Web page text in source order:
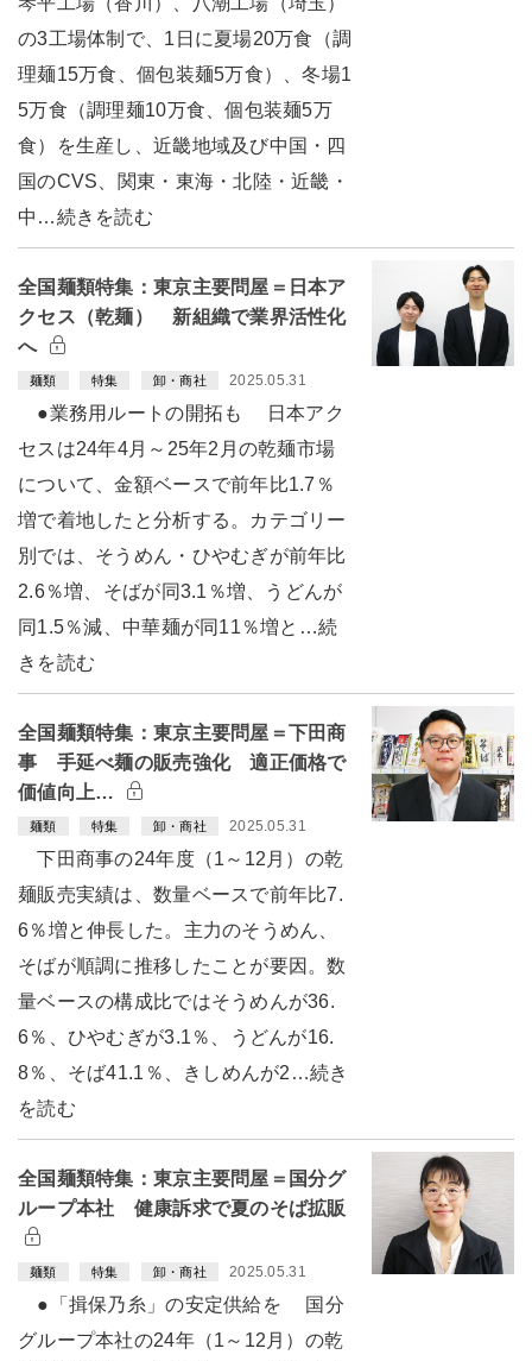
の3工場体制で、1日に夏場20万食（調
理麺15万食、個包装麺5万食）、冬場1
5万食（調理麺10万食、個包装麺5万
食）を生産し、近畿地域及び中国・四
国のCVS、関東・東海・北陸・近畿・
中…続きを読む
全国麺類特集：東京主要問屋＝日本ア
クセス（乾麺） 新組織で業界活性化
へ
麺類 特集 卸・商社 2025.05.31
●業務用ルートの開拓も 日本アク
セスは24年4月～25年2月の乾麺市場
について、金額ベースで前年比1.7％
増で着地したと分析する。カテゴリー
別では、そうめん・ひやむぎが前年比
2.6％増、そばが同3.1％増、うどんが
同1.5％減、中華麺が同11％増と…続
きを読む
全国麺類特集：東京主要問屋＝下田商
事 手延べ麺の販売強化 適正価格で
価値向上…
麺類 特集 卸・商社 2025.05.31
下田商事の24年度（1～12月）の乾
麺販売実績は、数量ベースで前年比7.
6％増と伸長した。主力のそうめん、
そばが順調に推移したことが要因。数
量ベースの構成比ではそうめんが36.
6％、ひやむぎが3.1％、うどんが16.
8％、そば41.1％、きしめんが2…続き
を読む
全国麺類特集：東京主要問屋＝国分グ
ループ本社 健康訴求で夏のそば拡販
麺類 特集 卸・商社 2025.05.31
●「揖保乃糸」の安定供給を 国分
グループ本社の24年（1～12月）の乾